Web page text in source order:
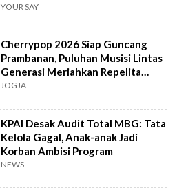
YOUR SAY
Cherrypop 2026 Siap Guncang
Prambanan, Puluhan Musisi Lintas
Generasi Meriahkan Repelita
Musik
JOGJA
KPAI Desak Audit Total MBG: Tata
Kelola Gagal, Anak-anak Jadi
Korban Ambisi Program
NEWS